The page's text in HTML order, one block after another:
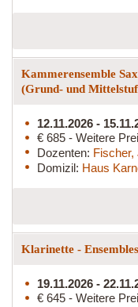
Kammerensemble
(Grund- und
12.11.2026 -
€ 685 - Weitere
Dozenten: Fischer,
Domizil: Haus
Klarinette -
19.11.2026 -
€ 645 - Weitere